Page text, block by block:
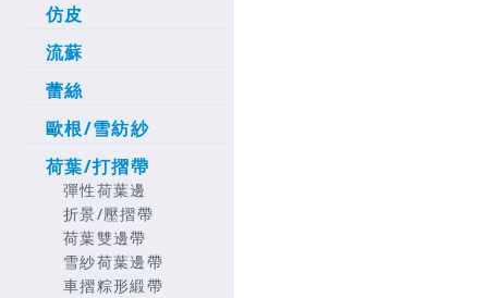
仿皮
流蘇
蕾絲
歐根/雪紡紗
荷葉/打摺帶
彈性荷葉邊
折景/壓摺帶
荷葉雙邊帶
雪紗荷葉邊帶
車摺粽形緞帶